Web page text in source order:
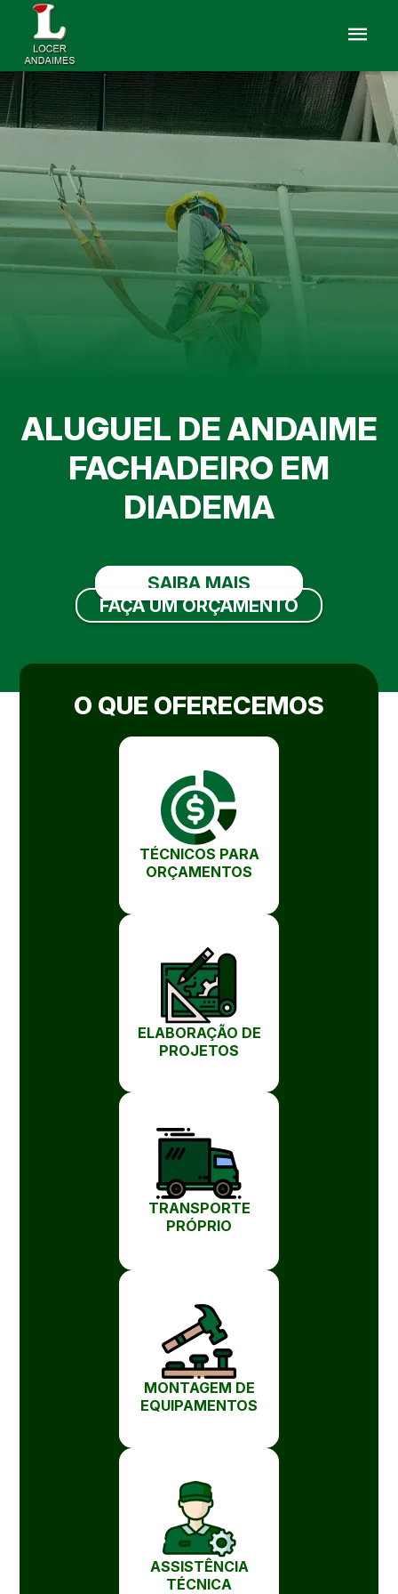
ALUGUEL DE ANDAIME
FACHADEIRO EM
DIADEMA
SAIBA MAIS
FAÇA UM ORÇAMENTO
O QUE OFERECEMOS
TÉCNICOS PARA
ORÇAMENTOS
ELABORAÇÃO DE
PROJETOS
TRANSPORTE
PRÓPRIO
MONTAGEM DE
EQUIPAMENTOS
ASSISTÊNCIA
TÉCNICA